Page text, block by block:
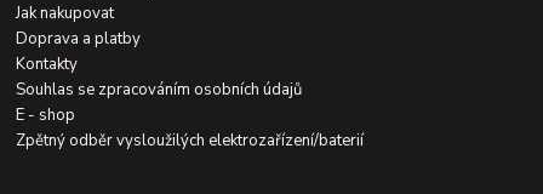
Jak nakupovat
Doprava a platby
Kontakty
Souhlas se zpracováním osobních údajů
E - shop
Zpětný odběr vysloužilých elektrozařízení/baterií